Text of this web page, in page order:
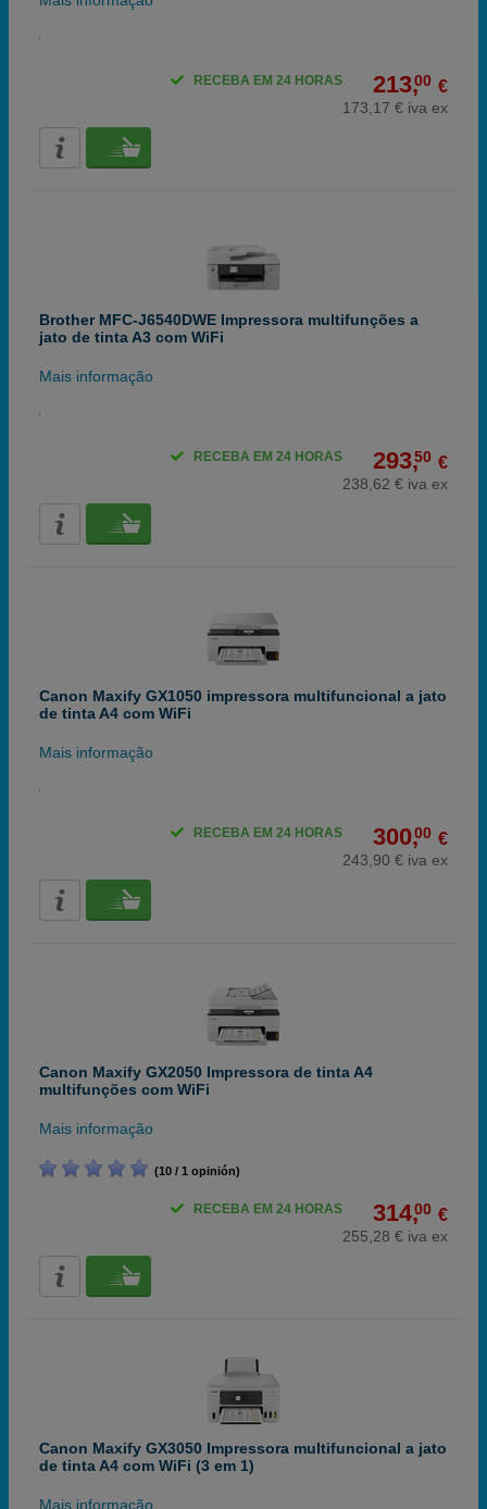
213,00 €
173,17 € iva ex
RECEBA EM 24 HORAS
Brother MFC-J6540DWE Impressora multifunções a
jato de tinta A3 com WiFi
Mais informação
293,50 €
238,62 € iva ex
RECEBA EM 24 HORAS
Canon Maxify GX1050 impressora multifuncional a jato
de tinta A4 com WiFi
Mais informação
300,00 €
243,90 € iva ex
RECEBA EM 24 HORAS
Canon Maxify GX2050 Impressora de tinta A4
multifunções com WiFi
Mais informação
(10 / 1 opinión)
314,00 €
255,28 € iva ex
RECEBA EM 24 HORAS
Canon Maxify GX3050 Impressora multifuncional a jato
de tinta A4 com WiFi (3 em 1)
Mais informação